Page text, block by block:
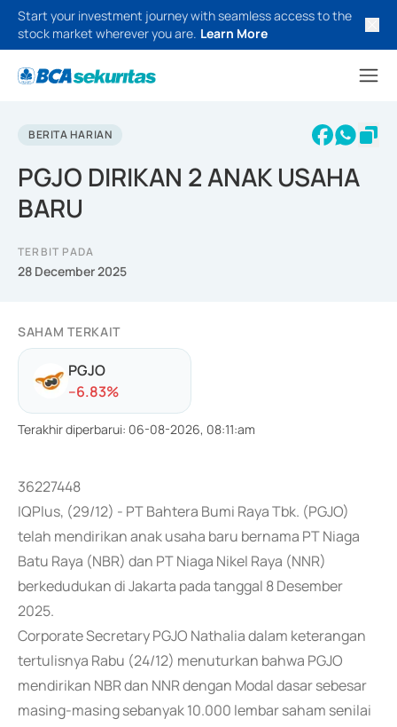
Start your investment journey with seamless access to the
stock market wherever you are. Learn More
BERITA HARIAN
PGJO DIRIKAN 2 ANAK USAHA
BARU
TERBIT PADA
28 December 2025
SAHAM TERKAIT
PGJO
--6.83%
Terakhir diperbarui: 06-08-2026, 08:11:am
36227448
IQPlus, (29/12) - PT Bahtera Bumi Raya Tbk. (PGJO)
telah mendirikan anak usaha baru bernama PT Niaga
Batu Raya (NBR) dan PT Niaga Nikel Raya (NNR)
berkedudukan di Jakarta pada tanggal 8 Desember
2025.
Corporate Secretary PGJO Nathalia dalam keterangan
tertulisnya Rabu (24/12) menuturkan bahwa PGJO
mendirikan NBR dan NNR dengan Modal dasar sebesar
masing-masing sebanyak 10.000 lembar saham senilai